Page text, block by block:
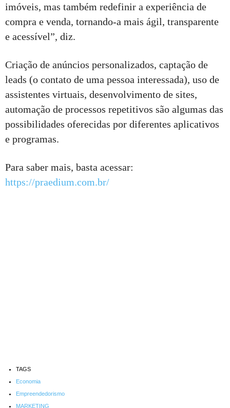
imóveis, mas também redefinir a experiência de
compra e venda, tornando-a mais ágil, transparente
e acessível”, diz.
Criação de anúncios personalizados, captação de
leads (o contato de uma pessoa interessada), uso de
assistentes virtuais, desenvolvimento de sites,
automação de processos repetitivos são algumas das
possibilidades oferecidas por diferentes aplicativos
e programas.
Para saber mais, basta acessar:
https://praedium.com.br/
TAGS
Economia
Empreendedorismo
MARKETING